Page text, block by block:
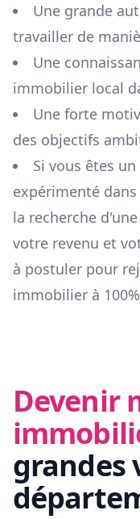
Une grande
travailler de
Une
immobilier local
Une forte
des objectifs
Si vous êtes
expérimenté
la recherche
votre revenu et
à postuler pour
immobilier à
Devenir
grandes